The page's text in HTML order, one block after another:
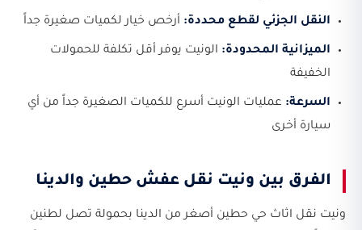
النقل الجزئي لقطع محددة: أرخص خيار لكميات صغيرة جداً
الميزانية المحدودة: الونيت يوفر أقل تكلفة للحمولات
الخفيفة
السرعة: عمليات الونيت أسرع للكميات الصغيرة جداً من أي
سيارة أخرى
الفرق بين ونيت نقل عفش حطين والدينا
ونيت نقل اثاث حي حطين أصغر من الدينا بحمولة تصل لطنين